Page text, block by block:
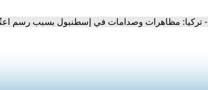
- تركيا: مظاهرات وصدامات في إسطنبول بسبب رسم